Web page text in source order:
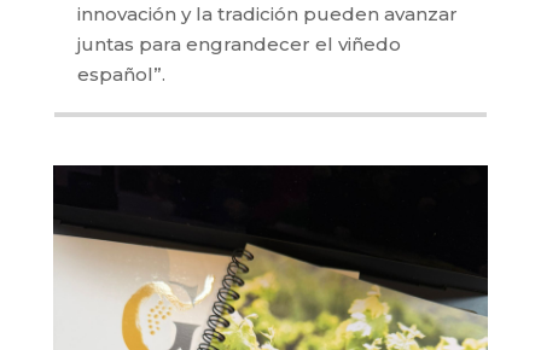
innovación y la tradición pueden avanzar
juntas para engrandecer el viñedo
español”.